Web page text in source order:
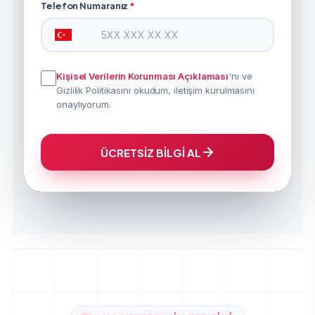
Telefon Numaranız *
Kişisel Verilerin Korunması Açıklaması'nı ve
Gizlilik Politikasını okudum, iletişim kurulmasını
onaylıyorum.
ÜCRETSİZ BİLGİ AL